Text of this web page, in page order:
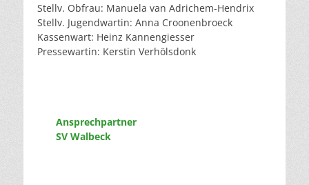
Stellv. Obfrau: Manuela van Adrichem-Hendrix
Stellv. Jugendwartin: Anna Croonenbroeck
Kassenwart: Heinz Kannengiesser
Pressewartin: Kerstin Verhölsdonk
Ansprechpartner
SV Walbeck